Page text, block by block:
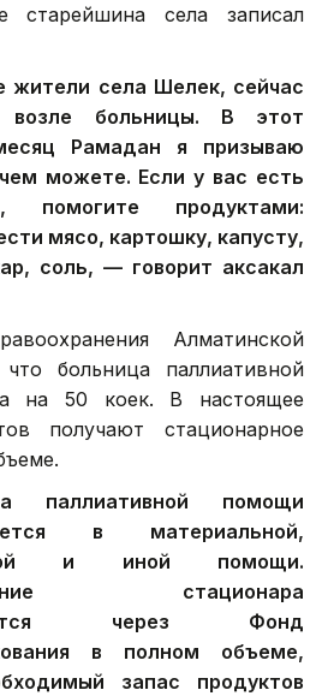
старейшина села записал
села Шелек, сейчас
возле больницы. В этот
Рамадан я призываю
можете. Если у вас есть
помогите продуктами:
мясо, картошку, капусту,
соль, — говорит аксакал
Алматинской
больница паллиативной
на 50 коек. В настоящее
получают стационарное
паллиативной помощи
в материальной,
и иной помощи.
стационара
через Фонд
в полном объеме,
запас продуктов